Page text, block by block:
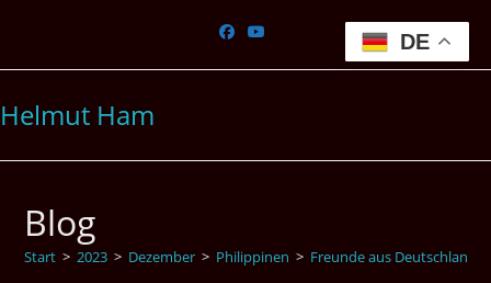
springen
Helmut Ham
Blog
Start > 2023 > Dezember > Philippinen > Freunde aus Deutschland
DE